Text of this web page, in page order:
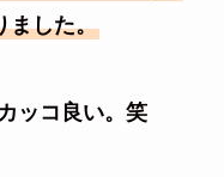
ました。
ッコ良い。笑